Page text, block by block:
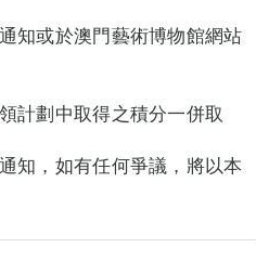
知或於澳門藝術博物館網站
計劃中取得之積分一併取
知，如有任何爭議，將以本